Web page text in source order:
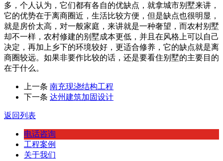
多，个人认为，它们都有各自的优缺点，就拿城市别墅来讲，
它的优势在于离商圈近，生活比较方便，但是缺点也很明显，
就是房价太高，对一般家庭，来讲就是一种奢望，而农村别墅
却不一样，农村修建的别墅成本更低，并且在风格上可以自己
决定，再加上乡下的环境较好，更适合修养，它的缺点就是离
商圈较远。如果非要作比较的话，还是要看住别墅的主要目的
在于什么。
上一条 南充现浇结构工程
下一条 达州建筑加固设计
返回列表
电话咨询
工程案例
关于我们